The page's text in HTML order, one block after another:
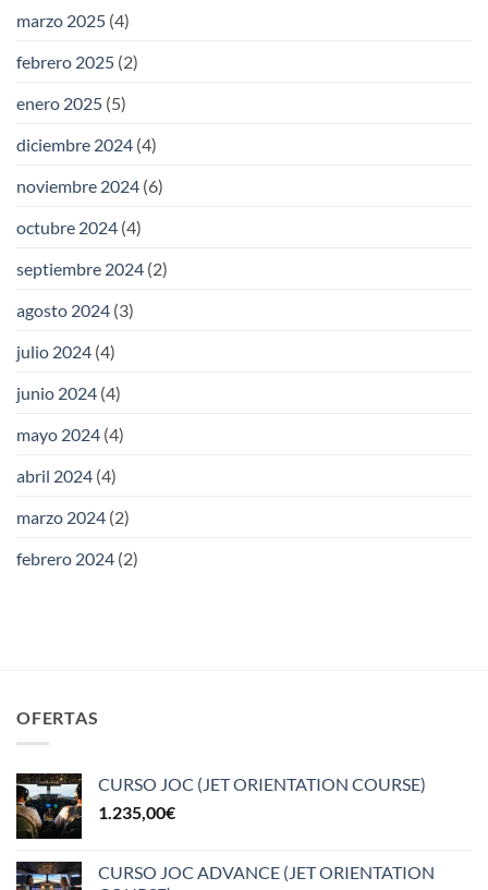
marzo 2025 (4)
febrero 2025 (2)
enero 2025 (5)
diciembre 2024 (4)
noviembre 2024 (6)
octubre 2024 (4)
septiembre 2024 (2)
agosto 2024 (3)
julio 2024 (4)
junio 2024 (4)
mayo 2024 (4)
abril 2024 (4)
marzo 2024 (2)
febrero 2024 (2)
OFERTAS
CURSO JOC (JET ORIENTATION COURSE)
1.235,00€
CURSO JOC ADVANCE (JET ORIENTATION